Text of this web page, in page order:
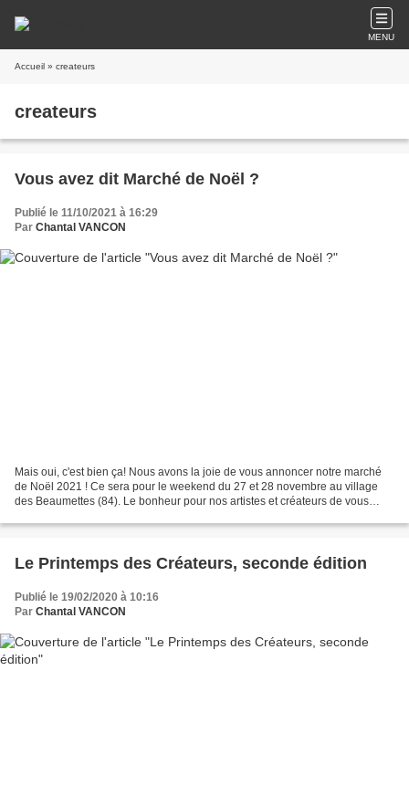
MENU
Accueil » createurs
createurs
Vous avez dit Marché de Noël ?
Publié le 11/10/2021 à 16:29
Par Chantal VANCON
Mais oui, c'est bien ça! Nous avons la joie de vous annoncer notre marché
de Noël 2021 ! Ce sera pour le weekend du 27 et 28 novembre au village
des Beaumettes (84). Le bonheur pour nos artistes et créateurs de vous
Le Printemps des Créateurs, seconde édition
Publié le 19/02/2020 à 10:16
Par Chantal VANCON